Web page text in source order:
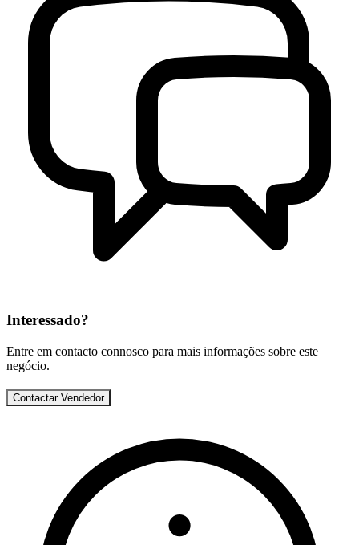
Interessado?
Entre em contacto connosco para mais informações sobre este
negócio.
Contactar Vendedor